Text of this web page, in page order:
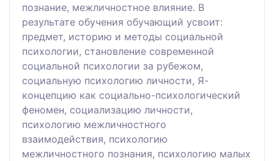
познание, межличностное влияние. В
результате обучения обучающий усвоит:
предмет, историю и методы социальной
психологии, становление современной
социальной психологии за рубежом,
социальную психологию личности, Я-
концепцию как социально-психологический
феномен, социализацию личности,
психологию межличностного
взаимодействия, психологию
межличностного познания, психологию малых